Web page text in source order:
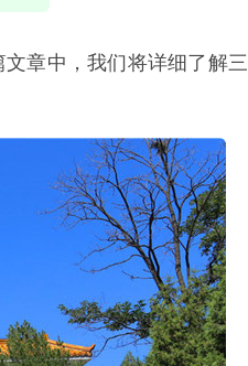
章中，我们将详细了解三